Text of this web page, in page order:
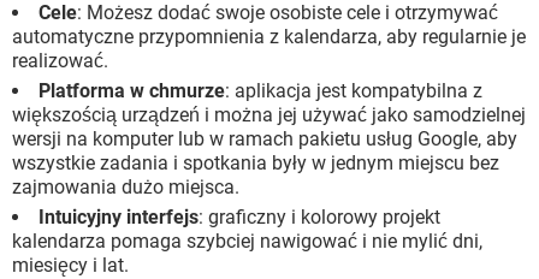
Cele: Możesz dodać swoje osobiste cele i otrzymywać
automatyczne przypomnienia z kalendarza, aby regularnie je
realizować.
Platforma w chmurze: aplikacja jest kompatybilna z
większością urządzeń i można jej używać jako samodzielnej
wersji na komputer lub w ramach pakietu usług Google, aby
wszystkie zadania i spotkania były w jednym miejscu bez
zajmowania dużo miejsca.
Intuicyjny interfejs: graficzny i kolorowy projekt
kalendarza pomaga szybciej nawigować i nie mylić dni,
miesięcy i lat.